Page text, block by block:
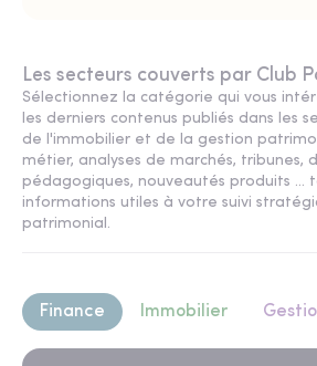
Les secteurs couverts par Club
Sélectionnez la catégorie qui vous
les derniers contenus publiés dans les
de l'immobilier et de la gestion
métier, analyses de marchés, tribunes,
pédagogiques, nouveautés produits ...
informations utiles à votre suivi
patrimonial.
Finance Immobilier